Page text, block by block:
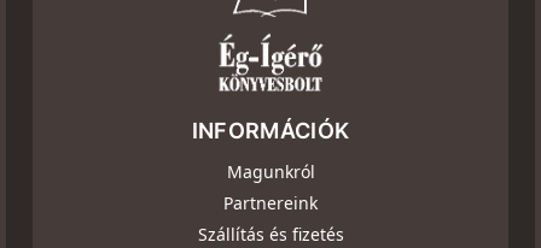
INFORMÁCIÓK
Magunkról
Partnereink
Szállítás és fizetés